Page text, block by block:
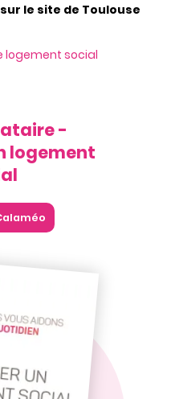
le site de Toulouse
logement social
-
logement